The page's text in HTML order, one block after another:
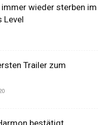
wieder sterben im
Level
Trailer zum
bestätigt